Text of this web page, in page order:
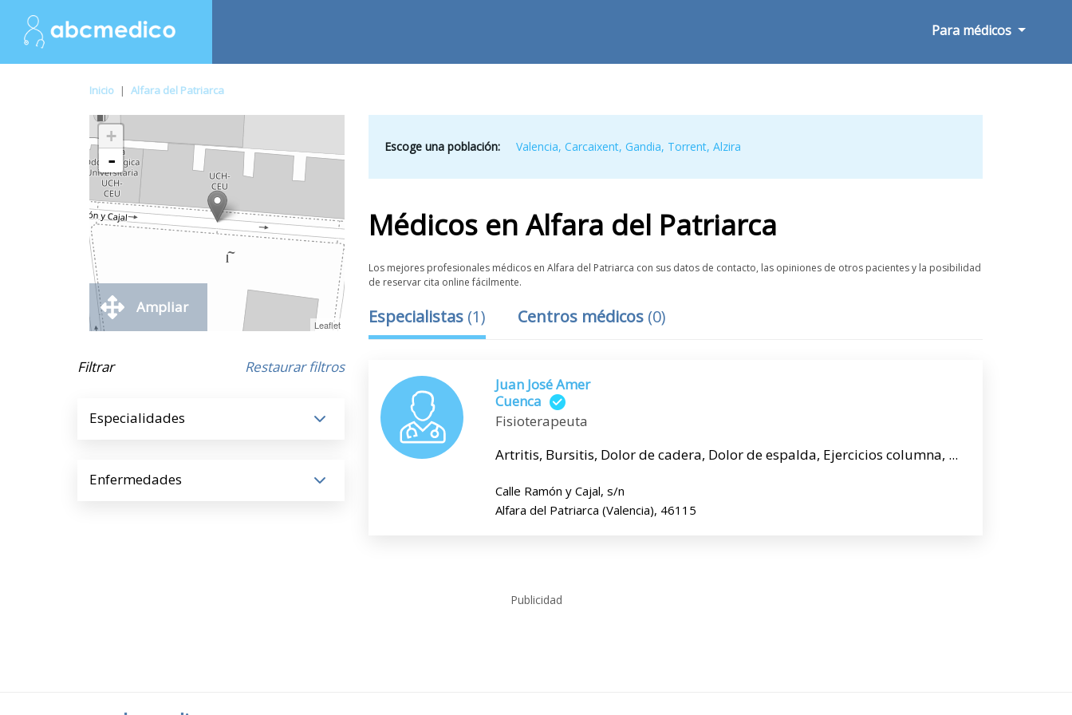
Para médicos
Inicio | Alfara del Patriarca
+
-
Leaflet
Ampliar
Filtrar Restaurar filtros
Especialidades
Enfermedades
Escoge una población: Valencia,Carcaixent,Gandia, Torrent,Alzira
Médicos enAlfara del Patriarca
Los mejores profesionales médicos en Alfara del Patriarca con sus datos de contacto, las opiniones de otros pacientes y la posibilidad
de reservar cita online fácilmente.
Especialistas (1) Centros médicos (0)
Juan José Amer
Cuenca
Fisioterapeuta
Artritis, Bursitis, Dolor de cadera, Dolor de espalda, Ejercicios columna, ...
Calle Ramón y Cajal, s/n
Alfara del Patriarca (Valencia), 46115
Publicidad